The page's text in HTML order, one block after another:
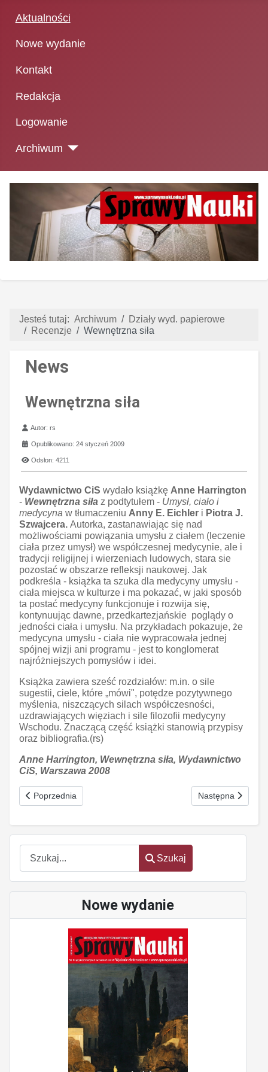
Aktualności
Nowe wydanie
Kontakt
Redakcja
Logowanie
Archiwum
Szukaj
Szukaj
Nowe wydanie
Jesteś tutaj: Archiwum
Działy wyd. papierowe
Recenzje
Wewnętrzna siła
News
Wewnętrzna siła
Szczegóły
Autor:rs
Opublikowano: 24 styczeń 2009
Odsłon: 4211
Wydawnictwo CiS wydało książkę Anne Harrington
- Wewnętrzna siła z podtytułem - Umysł, ciało i
medycyna w tłumaczeniu Anny E. Eichler i Piotra J.
Szwajcera. Autorka, zastanawiając się nad
możliwościami powiązania umysłu z ciałem (leczenie
ciała przez umysł) we współczesnej medycynie, ale i
tradycji religijnej i wierzeniach ludowych, stara sie
pozostać w obszarze refleksji naukowej. Jak
podkreśla - książka ta szuka dla medycyny umysłu -
ciała miejsca w kulturze i ma pokazać, w jaki sposób
ta postać medycyny funkcjonuje i rozwija się,
kontynuując dawne, przedkartezjańskie poglądy o
jedności ciała i umysłu. Na przykładach pokazuje, że
medycyna umysłu - ciała nie wypracowała jednej
spójnej wizji ani programu - jest to konglomerat
najróżniejszych pomysłów i idei.
Książka zawiera sześć rozdziałów: m.in. o sile
sugestii, ciele, które „mówi", potędze pozytywnego
myślenia, niszczących silach współczesności,
uzdrawiających więziach i sile filozofii medycyny
Wschodu. Znaczącą część książki stanowią przypisy
oraz bibliografia.(rs)
Anne Harrington, Wewnętrzna siła, Wydawnictwo
CiS, Warszawa 2008
oem
software
Poprzednia strona: Słownik polsko-rosyjski
Poprzednia Następna strona:
Następna